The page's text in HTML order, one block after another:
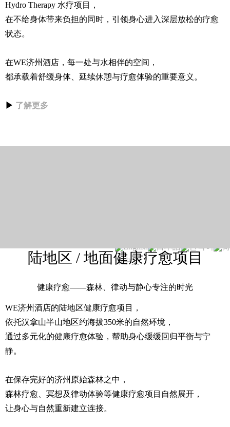
English 日本語 한국어
简
体中文
Hydro Therapy 水疗项目，
在不给身体带来负担的同时，引领身心进入深层放松的疗愈
状态。
在WE济州酒店，每一处与水相伴的空间，
都承载着舒缓身体、延续休憩与疗愈体验的重要意义。
▶ 了解更多
陆地区 / 地面健康疗愈项目
健康疗愈——森林、律动与静心专注的时光
WE济州酒店的陆地区健康疗愈项目，
依托汉拿山半山地区约海拔350米的自然环境，
通过多元化的健康疗愈体验，帮助身心缓缓回归平衡与宁
静。
在保存完好的济州原始森林之中，
森林疗愈、冥想及律动体验等健康疗愈项目自然展开，
让身心与自然重新建立连接。